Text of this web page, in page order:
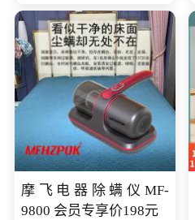
摩飞电器除螨仪MF-
9800 会员专享价198元